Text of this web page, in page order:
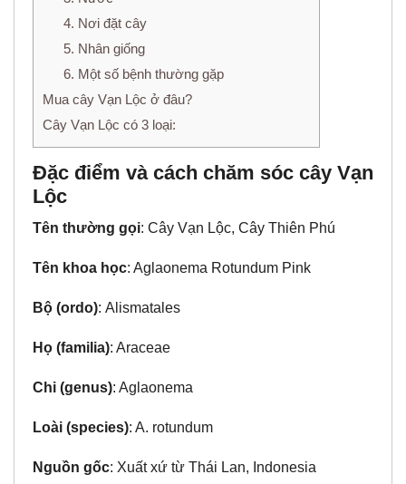
4. Nơi đặt cây
5. Nhân giống
6. Một số bệnh thường gặp
Mua cây Vạn Lộc ở đâu?
Cây Vạn Lộc có 3 loại:
Đặc điểm và cách chăm sóc cây Vạn
Lộc
Tên thường gọi: Cây Vạn Lộc, Cây Thiên Phú
Tên khoa học: Aglaonema Rotundum Pink
Bộ (ordo): Alismatales
Họ (familia): Araceae
Chi (genus): Aglaonema
Loài (species): A. rotundum
Nguồn gốc: Xuất xứ từ Thái Lan, Indonesia